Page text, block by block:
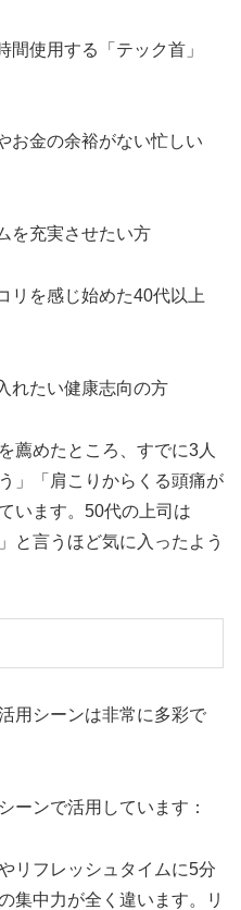
間使用する「テック首」
お金の余裕がない忙しい
を充実させたい方
リを感じ始めた40代以上
れたい健康志向の方
薦めたところ、すでに3人
」「肩こりからくる頭痛が
います。50代の上司は
と言うほど気に入ったよう
用シーンは非常に多彩で
ーンで活用しています：
リフレッシュタイムに5分
集中力が全く違います。リ